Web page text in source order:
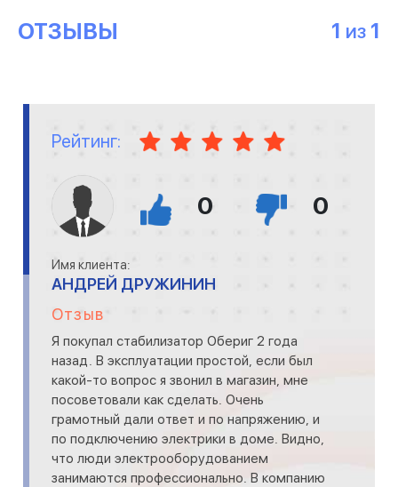
ОТЗЫВЫ 1 ИЗ 1
Рейтинг:
0 0
Имя клиента:
АНДРЕЙ ДРУЖИНИН
Отзыв
Я покупал стабилизатор Обериг 2 года
назад. В эксплуатации простой, если был
какой-то вопрос я звонил в магазин, мне
посоветовали как сделать. Очень
грамотный дали ответ и по напряжению, и
по подключению электрики в доме. Видно,
что люди электрооборудованием
занимаются профессионально. В компанию